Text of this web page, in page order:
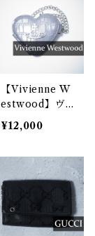
【Vivienne W
estwood】ヴ
ィヴィアンウエ
ストウッド オ
クロコ調型押し
ハート型ミラー
チャーム
¥12,000